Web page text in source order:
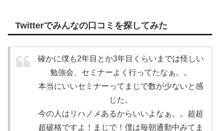
Twitterでみんなの口コミを探してみた
確かに僕も2年目とか3年目くらいまでは怪しい
勉強会、セミナーよく行ってたなぁ。。
本当にいいセミナーってまじで数が少ないと感
じた。
今の人はリハノメあるからいいよなぁ。。超超
超破格ですよ！まじで！僕は毎朝通勤中みてま